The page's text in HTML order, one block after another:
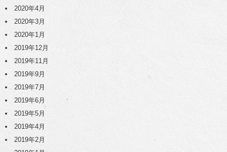
2020年4月
2020年3月
2020年1月
2019年12月
2019年11月
2019年9月
2019年7月
2019年6月
2019年5月
2019年4月
2019年2月